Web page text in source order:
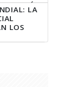
GESTIÓN
LA
LOS
SER